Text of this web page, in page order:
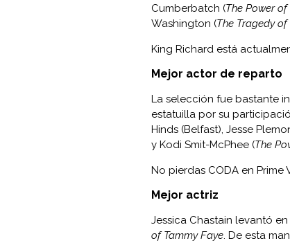
Cumberbatch (The Power
Washington (The Tragedy
King Richard está
Mejor actor de reparto
La selección fue bastante
estatuilla por su
Hinds (Belfast), Jesse
y Kodi Smit-McPhee (The
No pierdas CODA en Prime
Mejor actriz
Jessica Chastain levantó
of Tammy Faye. De esta